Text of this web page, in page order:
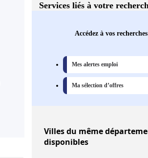
Services liés à votre
Accédez à vos
Mes alertes emploi
Ma sélection d’offres
Villesdu même
disponibles